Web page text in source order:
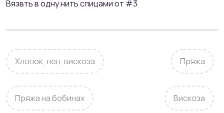
Вязвть в одну нить спицами от #3
Хлопок, лен, вискоза Пряжа
Пряжа на бобинах Вискоза